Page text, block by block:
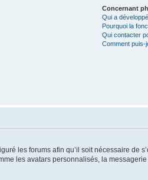
Concernant
Qui a
Pourquoi la
Qui contacter
Comment puis-
les forums afin qu’il soit nécessaire de
les avatars personnalisés, la